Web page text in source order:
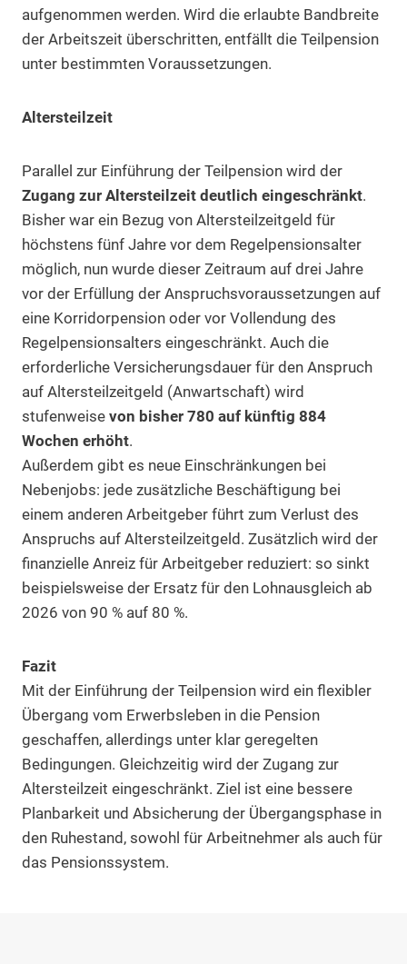
aufgenommen werden. Wird die erlaubte Bandbreite
der Arbeitszeit überschritten, entfällt die Teilpension
unter bestimmten Voraussetzungen.
Altersteilzeit
Parallel zur Einführung der Teilpension wird der
Zugang zur Altersteilzeit deutlich eingeschränkt.
Bisher war ein Bezug von Altersteilzeitgeld für
höchstens fünf Jahre vor dem Regelpensionsalter
möglich, nun wurde dieser Zeitraum auf drei Jahre
vor der Erfüllung der Anspruchsvoraussetzungen auf
eine Korridorpension oder vor Vollendung des
Regelpensionsalters eingeschränkt. Auch die
erforderliche Versicherungsdauer für den Anspruch
auf Altersteilzeitgeld (Anwartschaft) wird
stufenweise von bisher 780 auf künftig 884
Wochen erhöht.
Außerdem gibt es neue Einschränkungen bei
Nebenjobs: jede zusätzliche Beschäftigung bei
einem anderen Arbeitgeber führt zum Verlust des
Anspruchs auf Altersteilzeitgeld. Zusätzlich wird der
finanzielle Anreiz für Arbeitgeber reduziert: so sinkt
beispielsweise der Ersatz für den Lohnausgleich ab
2026 von 90 % auf 80 %.
Fazit
Mit der Einführung der Teilpension wird ein flexibler
Übergang vom Erwerbsleben in die Pension
geschaffen, allerdings unter klar geregelten
Bedingungen. Gleichzeitig wird der Zugang zur
Altersteilzeit eingeschränkt. Ziel ist eine bessere
Planbarkeit und Absicherung der Übergangsphase in
den Ruhestand, sowohl für Arbeitnehmer als auch für
das Pensionssystem.